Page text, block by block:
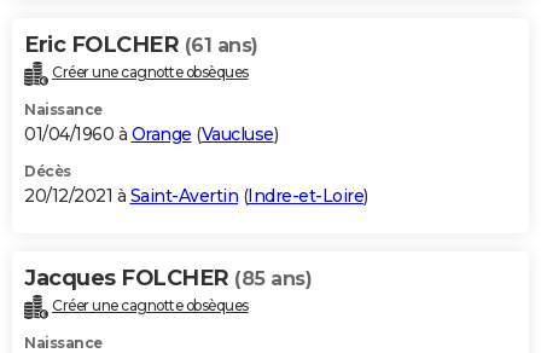
Eric FOLCHER (61 ans)
Créer une cagnotte obsèques
Naissance
01/04/1960 à Orange (Vaucluse)
Décès
20/12/2021 à Saint-Avertin (Indre-et-Loire)
Jacques FOLCHER (85 ans)
Créer une cagnotte obsèques
Naissance